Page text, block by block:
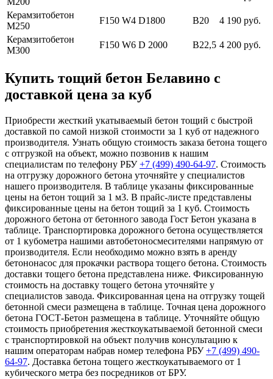
Керамзитобетон
М250
F150 W4 D1800 В20
4 190 руб.
Керамзитобетон
М300
F150 W6 D 2000 В22,5 4 200 руб.
Купить тощий бетон Белавино с
доставкой цена за куб
Приобрести жесткий укатываемый бетон тощий с быстрой
доставкой по самой низкой стоимости за 1 куб от надежного
производителя. Узнать общую стоимость заказа бетона тощего
с отгрузкой на объект, можно позвонив к нашим
специалистам по телефону РБУ+7 (499) 490-64-97. Стоимость
на отгрузку дорожного бетона уточняйте у специалистов
нашего производителя. В таблице указаны фиксированные
цены на бетон тощий за 1 м3. В прайс-листе представлены
фиксированные цены на бетон тощий за 1 куб. Стоимость
дорожного бетона от бетонного завода Гост Бетон указана в
таблице. Транспортировка дорожного бетона осуществляется
от 1 кубометра нашими автобетоносмесителями напрямую от
производителя. Если необходимо можно взять в аренду
бетононасос для прокачки раствора тощего бетона. Стоимость
доставки тощего бетона представлена ниже. Фиксированную
стоимость на доставку тощего бетона уточняйте у
специалистов завода. Фиксированная цена на отгрузку тощей
бетонной смеси размещена в таблице. Точная цена дорожного
бетона ГОСТ-Бетон размещена в таблице. Уточняйте общую
стоимость приобретения жесткоукатываемой бетонной смеси
с транспортировкой на объект получив консультацию к
нашим операторам набрав номер телефона РБУ+7 (499) 490-
64-97. Доставка бетона тощего жесткоукатываемого от 1
кубического метра без посредников от БРУ.